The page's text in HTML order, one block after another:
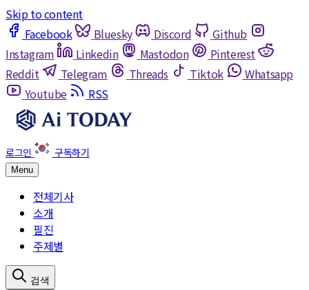
Skip to content
Facebook
Bluesky Discord
Github
Instagram
Linkedin Mastodon
Pinterest
Reddit
Telegram Threads Tiktok
Whatsapp
Youtube
RSS
Menu
전체기사
소개
필진
주제별